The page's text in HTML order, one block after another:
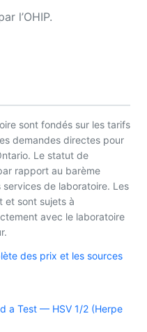
l’OHIP.
sont fondés sur les tarifs
demandes directes pour
Le statut de
rapport au barème
de laboratoire. Les
et sont sujets à
avec le laboratoire
des prix et les sources
a Test — HSV 1/2 (Herpe